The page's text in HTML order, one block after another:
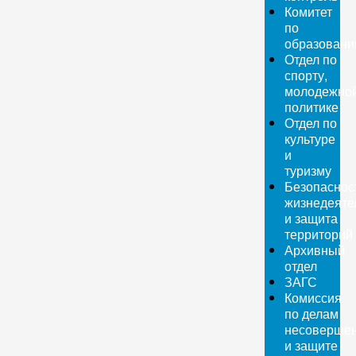
Комитет
по
Отдел по
спорту,
политике
Отдел по
культуре
и
туризму
и защита
территорий
Архивный
отдел
ЗАГС
Комиссия
по делам
и защите